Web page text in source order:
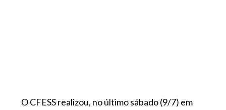
O CFESS realizou, no último sábado (9/7) em